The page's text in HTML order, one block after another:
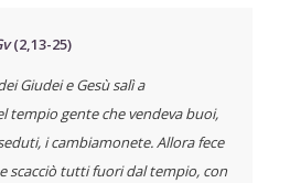
(2,13-25)
Giudei e Gesù salì a
tempio gente che vendeva buoi,
i cambiamonete. Allora fece
scacciò tutti fuori dal tempio, con